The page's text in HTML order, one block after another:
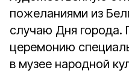
пожеланиями из
случаю Дня города.
церемонию
в музее народной